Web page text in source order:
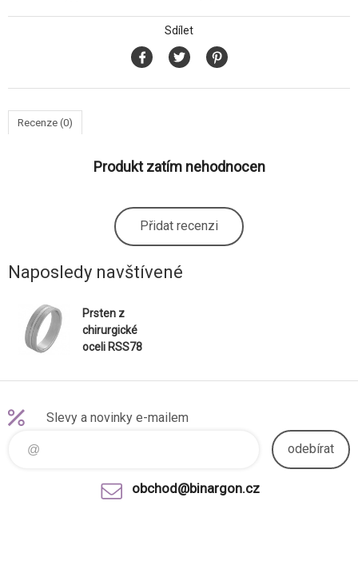
Sdílet
Recenze (0)
Produkt zatím nehodnocen
Přidat recenzi
Naposledy navštívené
Prsten z
chirurgické
oceli RSS78
Slevy a novinky e-mailem
odebírat
obchod@binargon.cz